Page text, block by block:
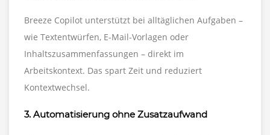
Breeze Copilot unterstützt bei alltäglichen Aufgaben –
wie Textentwürfen, E-Mail-Vorlagen oder
Inhaltszusammenfassungen – direkt im
Arbeitskontext. Das spart Zeit und reduziert
Kontextwechsel.
3. Automatisierung ohne Zusatzaufwand